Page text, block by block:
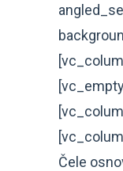
Čele